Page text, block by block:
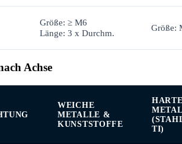
Größe: ≥ M6
Länge: 3 x Durchm.
Größe:
Achse
WEICHE
METALLE &
KUNSTSTOFFE
TI)